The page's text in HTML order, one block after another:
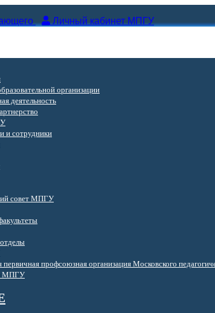
Личный кабинет МПГУ
организации
деятельность
и сотрудники
совет МПГУ
первичная профсоюзная организация Московского
МПГУ